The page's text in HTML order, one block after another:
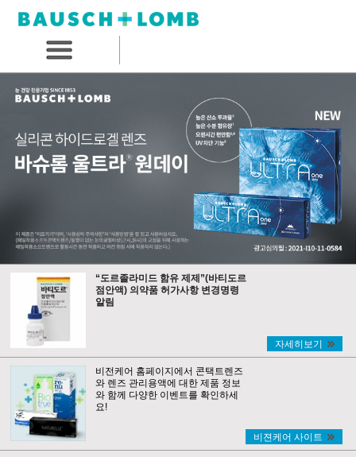
“도르졸라미드 함유 제제”(바티도르
점안액) 의약품 허가사항 변경명령
알림
자세히보기
비전케어 홈페이지에서 콘택트렌즈
와 렌즈 관리용액에 대한 제품 정보
와 함께 다양한 이벤트를 확인하세
요!
비젼케어 사이트